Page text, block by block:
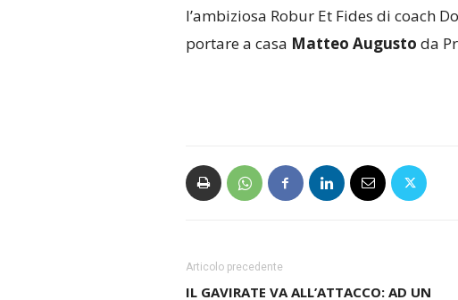
l’ambiziosa Robur Et Fides di coach
portare a casa Matteo Augusto da
Articolo precedente
IL GAVIRATE VA ALL’ATTACCO: AD UN